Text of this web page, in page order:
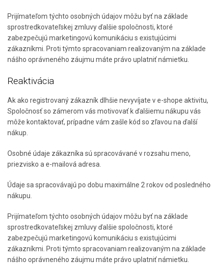
Prijímateľom týchto osobných údajov môžu byť na základe
sprostredkovateľskej zmluvy ďalšie spoločnosti, ktoré
zabezpečujú marketingovú komunikáciu s existujúcimi
zákazníkmi. Proti týmto spracovaniam realizovaným na základe
nášho oprávneného záujmu máte právo uplatniť námietku.
Reaktivácia
Ak ako registrovaný zákazník dlhšie nevyvíjate v e-shope aktivitu,
Spoločnosť so zámerom vás motivovať k ďalšiemu nákupu vás
môže kontaktovať, prípadne vám zašle kód so zľavou na ďalší
nákup.
Osobné údaje zákazníka sú spracovávané v rozsahu meno,
priezvisko a e-mailová adresa.
Údaje sa spracovávajú po dobu maximálne 2 rokov od posledného
nákupu.
Prijímateľom týchto osobných údajov môžu byť na základe
sprostredkovateľskej zmluvy ďalšie spoločnosti, ktoré
zabezpečujú marketingovú komunikáciu s existujúcimi
zákazníkmi. Proti týmto spracovaniam realizovaným na základe
nášho oprávneného záujmu máte právo uplatniť námietku.